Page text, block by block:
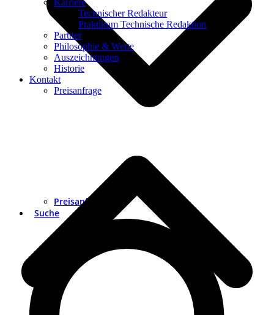
Preisanfrage
Suche
Karriere
Technischer Redakteur
Praktikum Technische Redaktion
Partner
Philosophie & Werte
Auszeichnungen
Historie
Kontakt
Preisanfrage